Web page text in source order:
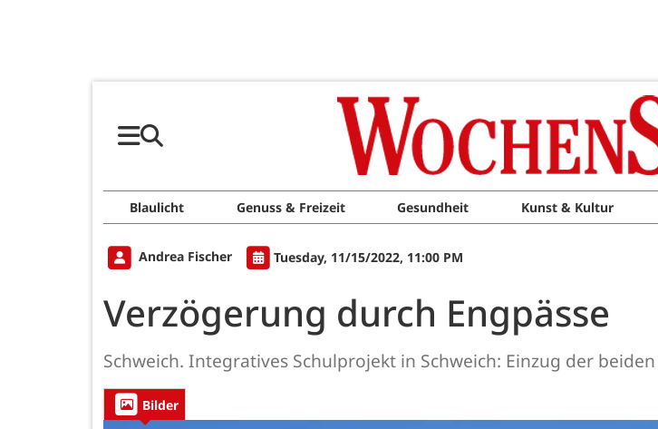
Blaulicht Genuss & Freizeit Gesundheit Kunst & Kultur
Andrea Fischer Tuesday, 11/15/2022, 11:00 PM
Verzögerung durch Engpässe
Schweich. Integratives Schulprojekt in Schweich: Einzug der
Bilder